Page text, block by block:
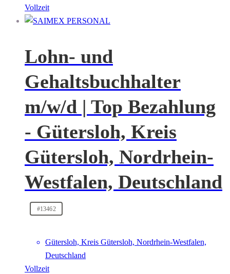
Vollzeit
Lohn- und
Gehaltsbuchhalter
m/w/d | Top Bezahlung
- Gütersloh, Kreis
Gütersloh, Nordrhein-
Westfalen, Deutschland
#13462
Gütersloh, Kreis Gütersloh, Nordrhein-Westfalen,
Deutschland
Vollzeit